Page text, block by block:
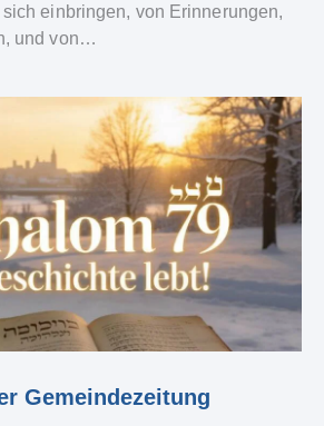
einbringen, von Erinnerungen,
und von…
Gemeindezeitung